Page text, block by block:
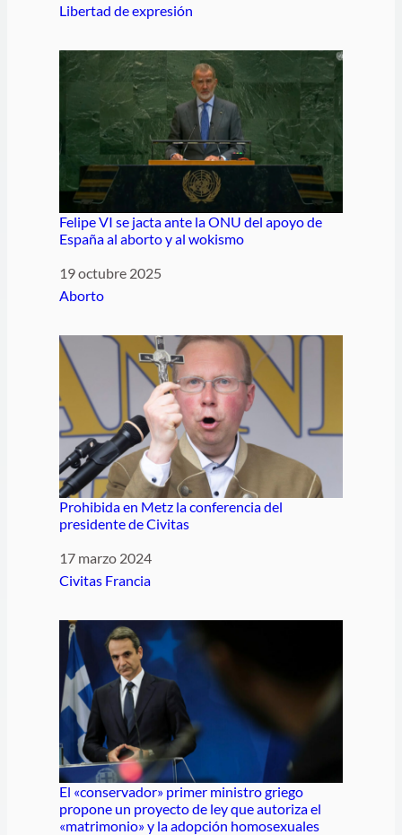
Respecto a
Libertad de expresión
Felipe VI se jacta ante la ONU del apoyo de
España al aborto y al wokismo
Fecha
19 octubre 2025
Respecto a
Aborto
Prohibida en Metz la conferencia del
presidente de Civitas
Fecha
17 marzo 2024
Respecto a
Civitas Francia
El «conservador» primer ministro griego
propone un proyecto de ley que autoriza el
«matrimonio» y la adopción homosexuales